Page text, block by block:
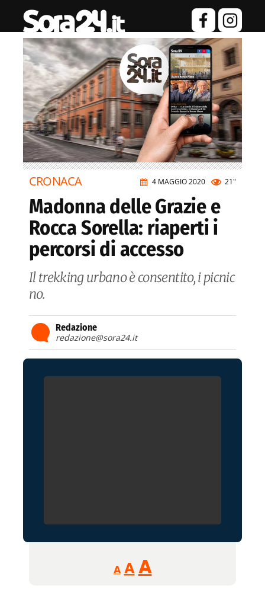
4 MAGGIO 2020 21"
CRONACA
Madonna delle Grazie e
Rocca Sorella: riaperti i
percorsi di accesso
Il trekking urbano è consentito, i picnic
no.
Redazione
redazione@sora24.it
A
Reducir
tamaño
A Restablecer
AAumentar